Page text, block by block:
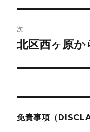
ビ
ゲ
ー
シ
ン
稿:
次
次
投
北区西ヶ原か
免責事項（